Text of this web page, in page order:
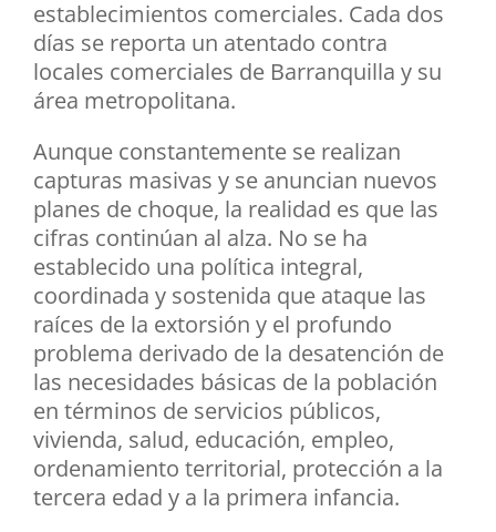
establecimientos comerciales. Cada dos
días se reporta un atentado contra
locales comerciales de Barranquilla y su
área metropolitana.
Aunque constantemente se realizan
capturas masivas y se anuncian nuevos
planes de choque, la realidad es que las
cifras continúan al alza. No se ha
establecido una política integral,
coordinada y sostenida que ataque las
raíces de la extorsión y el profundo
problema derivado de la desatención de
las necesidades básicas de la población
en términos de servicios públicos,
vivienda, salud, educación, empleo,
ordenamiento territorial, protección a la
tercera edad y a la primera infancia.